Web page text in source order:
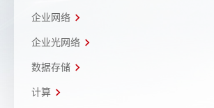
企业网络
企业光网络
数据存储
计算